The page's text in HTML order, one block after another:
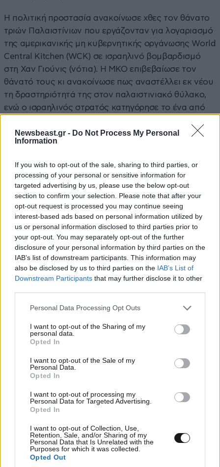
Newsbeast.gr - Do Not Process My Personal
Information
If you wish to opt-out of the sale, sharing to third parties, or
processing of your personal or sensitive information for
targeted advertising by us, please use the below opt-out
section to confirm your selection. Please note that after your
opt-out request is processed you may continue seeing
interest-based ads based on personal information utilized by
us or personal information disclosed to third parties prior to
your opt-out. You may separately opt-out of the further
disclosure of your personal information by third parties on the
IAB’s list of downstream participants. This information may
also be disclosed by us to third parties on the IAB’s List of
Downstream Participants that may further disclose it to other
Please note that this website/app uses one or more Google
not limited to your visit or usage behaviour. You may click to
grant or deny consent to Google and its third-party tags to
use your data for below specified purposes in below Google
consent section.
Personal Data Processing Opt Outs
I want to opt-out of the Sharing of my
personal data.
Opted In
I want to opt-out of the Sale of my
Personal Data.
Opted In
I want to opt-out of processing my
Personal Data for Targeted Advertising.
Opted In
I want to opt-out of Collection, Use,
Retention, Sale, and/or Sharing of my
Personal Data that Is Unrelated with the
Purposes for which it was collected.
Opted Out
Η πολιτική προστασία ανακοίνωσε χθες τον θάνατο
τριών Παλαιστίνιων που εργάζονταν για λογαριασμό
της αμερικανικής μη κυβερνητικής οργάνωσης World
Central Kitchen (WCK) σε ισραηλινό βομβαρδισμό
στη Χαν Γιούνις (νότια). Η ΜΚΟ επιβεβαίωσε τον
θάνατό τους κι ανακοίνωσε πως αναστέλλει εκ νέου
τη δραστηριότητά της στον παλαιστινιακό θύλακο,
ενώ ο ισραηλινός στρατός κατηγόρησε το ένα από
Οκτωβρίου 2023.
βραχίονα της Χαμάς στο νότιο τμήμα της ισραηλινής
επικράτειας εκείνη την ημέρα στοίχισε τη ζωή σε
1.207 ανθρώπους, στην πλειονότητά τους αμάχους,
σύμφωνα με καταμέτρηση του Γαλλικού
Πρακτορείου βασισμένη σε επίσημα δεδομένα, η
οποία συμπεριλαμβάνει ομήρους που πέθαναν στην
αιχμαλωσία ή ήταν ήδη νεκροί όταν μεταφέρθηκαν
στον παλαιστινιακό θύλακο.
Από τους 251 ανθρώπους που απήχθησαν κατά τη
διάρκειά της 97 παραμένουν όμηροι στη Λωρίδα της
Γάζας, πλην όμως 34 εξ αυτών έχουν κηρυχθεί νεκροί
Η Χαμάς έδωσε χθες στη δημοσιότητα βίντεο στο
Ίνταν Αλεξάντερ. Ζητεί από τους Ισραηλινούς και
τους Αμερικανούς να ασκήσουν πίεση για να
κλειστεί συμφωνία ώστε να απελευθερωθεί.
Οι καταστροφικές, ευρείας κλίμακας ισραηλινές
στρατιωτικές επιχειρήσεις στη Λωρίδα της Γάζας σε
αντίποινα για την έφοδο της Χαμάς έχουν στοιχίσει
τη ζωή σε τουλάχιστον 44.382 ανθρώπους, στην